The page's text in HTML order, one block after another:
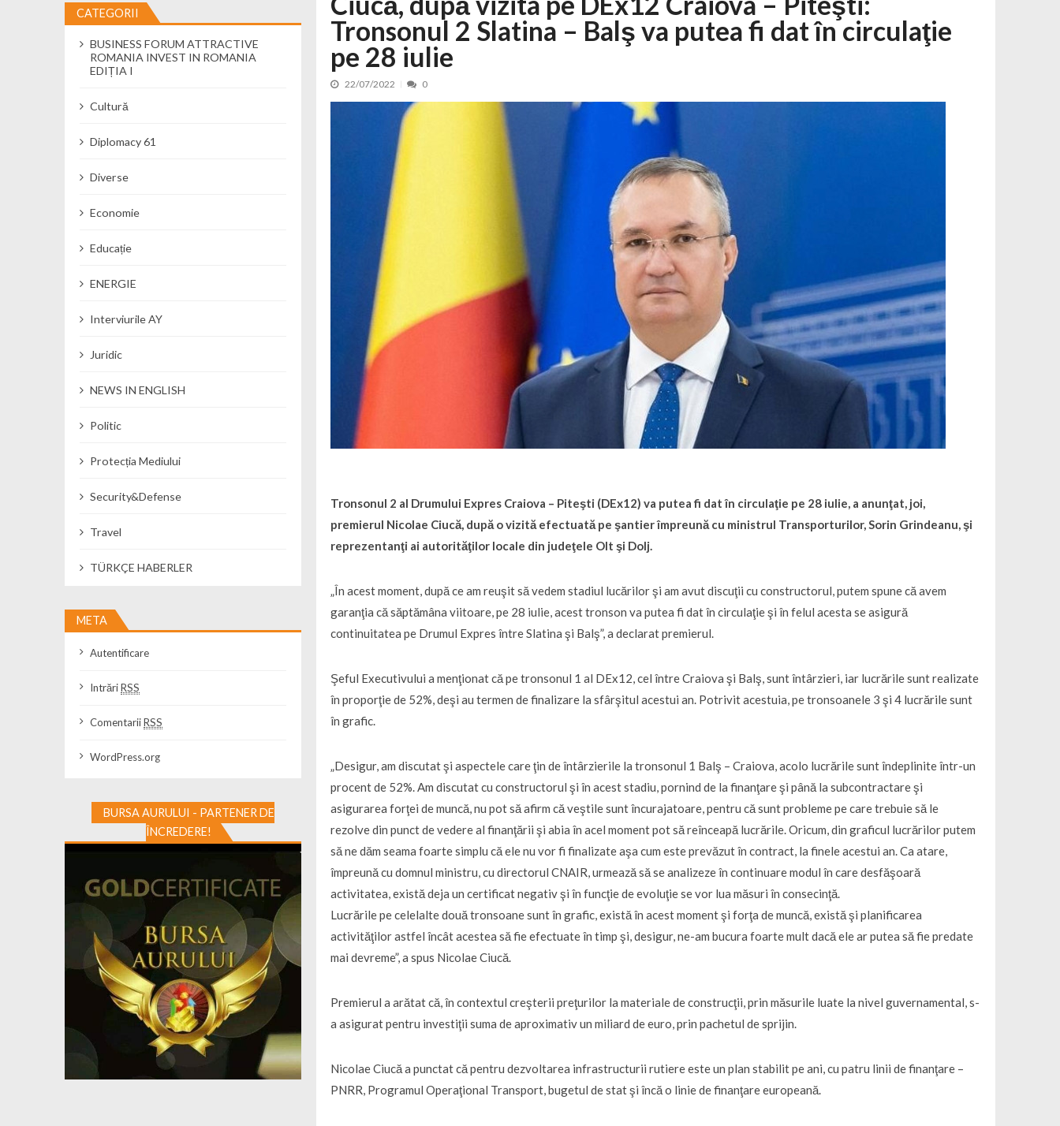
Cseke Attila: Am creat, până în prezent, peste 5.000 de noi locuri în creșe... 15/07/2026
Încă o creșă modernă pentru Alba: 40 de locuri noi la Zlatna prin Programul...
Ministerul Mediului derulează dezbaterea publică pentru proiectul de lege care...
Ministerul Apărării Naționale participă la efortul național pentru protejar...
Dobânzi de pânã la 7,50% la ediția FIDELIS din luna august 04/08/2026
MMAP pune în consultare publică proiectul Catalogului național al zonelor pri...
Tronsonul 2 Slatina – Balş va putea fi dat în circulaţie
pe 28 iulie
22/07/2022 0
Tronsonul 2 al Drumului Expres Craiova – Piteşti (DEx12) va putea fi dat în circulaţie pe 28 iulie, a anunţat, joi,
premierul Nicolae Ciucă, după o vizită efectuată pe şantier împreună cu ministrul Transporturilor, Sorin Grindeanu, şi
reprezentanţi ai autorităţilor locale din judeţele Olt şi Dolj.
„În acest moment, după ce am reuşit să vedem stadiul lucărilor şi am avut discuţii cu constructorul, putem spune că avem
garanţia că săptămâna viitoare, pe 28 iulie, acest tronson va putea fi dat în circulaţie şi în felul acesta se asigură
continuitatea pe Drumul Expres între Slatina şi Balş”, a declarat premierul.
Şeful Executivului a menţionat că pe tronsonul 1 al DEx12, cel între Craiova şi Balş, sunt întârzieri, iar lucrările sunt realizate
în proporţie de 52%, deşi au termen de finalizare la sfârşitul acestui an. Potrivit acestuia, pe tronsoanele 3 şi 4 lucrările sunt
în grafic.
„Desigur, am discutat şi aspectele care ţin de întârzierile la tronsonul 1 Balş – Craiova, acolo lucrările sunt îndeplinite într-un
procent de 52%. Am discutat cu constructorul şi în acest stadiu, pornind de la finanţare şi până la subcontractare şi
asigurarea forţei de muncă, nu pot să afirm că veştile sunt încurajatoare, pentru că sunt probleme pe care trebuie să le
rezolve din punct de vedere al finanţării şi abia în acel moment pot să reînceapă lucrările. Oricum, din graficul lucrărilor putem
să ne dăm seama foarte simplu că ele nu vor fi finalizate aşa cum este prevăzut în contract, la finele acestui an. Ca atare,
împreună cu domnul ministru, cu directorul CNAIR, urmează să se analizeze în continuare modul în care desfăşoară
activitatea, există deja un certificat negativ şi în funcţie de evoluţie se vor lua măsuri în consecinţă.
Lucrările pe celelalte două tronsoane sunt în grafic, există în acest moment şi forţa de muncă, există şi planificarea
activităţilor astfel încât acestea să fie efectuate în timp şi, desigur, ne-am bucura foarte mult dacă ele ar putea să fie predate
mai devreme”, a spus Nicolae Ciucă.
Premierul a arătat că, în contextul creşterii preţurilor la materiale de construcţii, prin măsurile luate la nivel guvernamental, s-
a asigurat pentru investiţii suma de aproximativ un miliard de euro, prin pachetul de sprijin.
Nicolae Ciucă a punctat că pentru dezvoltarea infrastructurii rutiere este un plan stabilit pe ani, cu patru linii de finanţare –
PNRR, Programul Operaţional Transport, bugetul de stat şi încă o linie de finanţare europeană.
CATEGORII
BUSINESS FORUM ATTRACTIVE
ROMANIA INVEST IN ROMANIA
EDIȚIA I
Cultură
Diplomacy 61
Diverse
Economie
Educație
ENERGIE
Interviurile AY
Juridic
NEWS IN ENGLISH
Politic
Protecția Mediului
Security&Defense
Travel
TÜRKÇE HABERLER
META
Autentificare
IntrăriRSS
ComentariiRSS
WordPress.org
BURSA AURULUI - PARTENER DE
ÎNCREDERE!